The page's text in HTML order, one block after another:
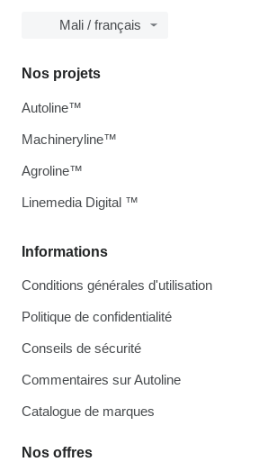
Mali / français
Informations
Conditions générales d'utilisation
Politique de confidentialité
Conseils de sécurité
Commentaires sur Autoline
Catalogue de marques
Nos offres
Nos projets
Autoline™
Machineryline™
Agroline™
Linemedia Digital ™